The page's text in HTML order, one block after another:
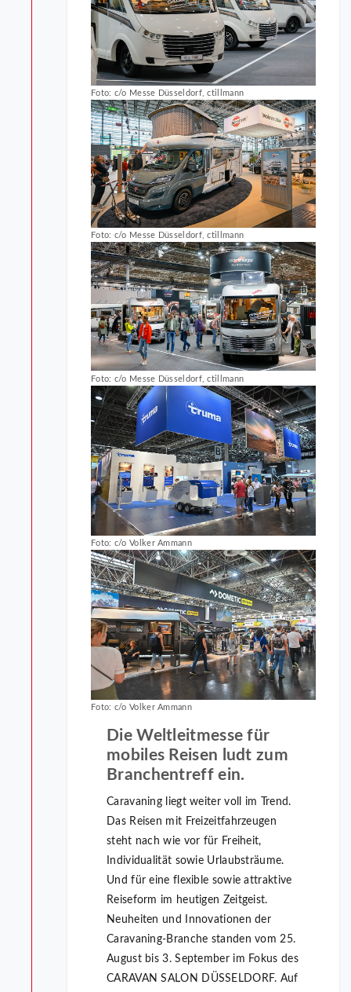
Foto: c/o Messe Düsseldorf, ctillmann
Foto: c/o Messe Düsseldorf, ctillmann
Foto: c/o Messe Düsseldorf, ctillmann
Foto: c/o Volker Ammann
Foto: c/o Volker Ammann
Die Weltleitmesse für
mobiles Reisen ludt zum
Branchentreff ein.
Caravaning liegt weiter voll im Trend.
Das Reisen mit Freizeitfahrzeugen
steht nach wie vor für Freiheit,
Individualität sowie Urlaubsträume.
Und für eine flexible sowie attraktive
Reiseform im heutigen Zeitgeist.
Neuheiten und Innovationen der
Caravaning-Branche standen vom 25.
August bis 3. September im Fokus des
CARAVAN SALON DÜSSELDORF. Auf